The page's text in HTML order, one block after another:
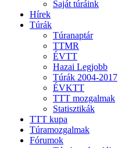
Saját túráink
Hírek
Túrák
Túranaptár
TTMR
ÉVTT
Hazai Legjobb
Túrák 2004-2017
ÉVKTT
TTT mozgalmak
Statisztikák
TTT kupa
Túramozgalmak
Fórumok